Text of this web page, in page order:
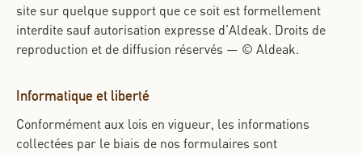
site sur quelque support que ce soit est formellement
interdite sauf autorisation expresse d'Aldeak. Droits de
reproduction et de diffusion réservés — © Aldeak.
Informatique et liberté
Conformément aux lois en vigueur, les informations
collectées par le biais de nos formulaires sont